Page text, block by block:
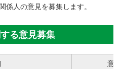
係人の意見を募集します。
る意見募集
意